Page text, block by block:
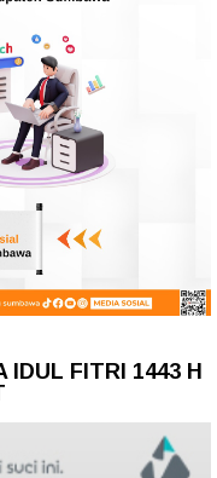
IDUL FITRI 1443 H